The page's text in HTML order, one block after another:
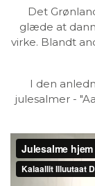
Det
glæde at
virke. Blandt
I den
julesalmer -